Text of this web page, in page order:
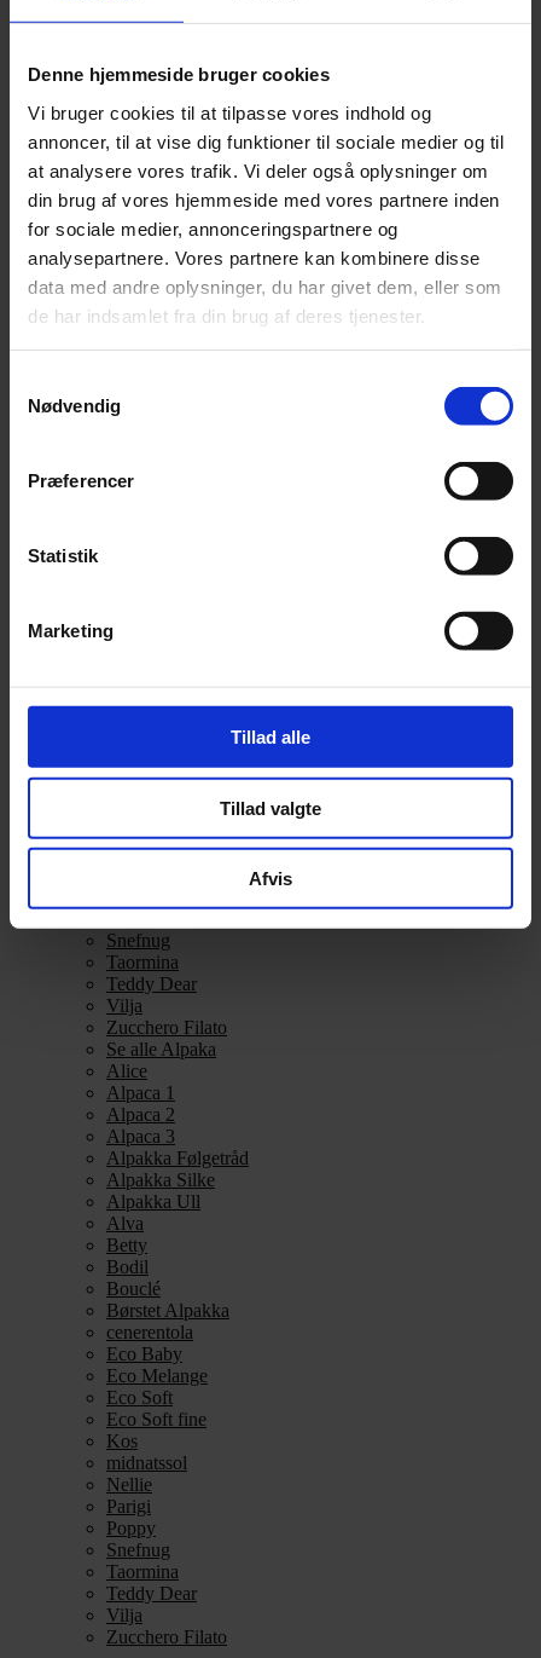
Denne hjemmeside bruger cookies
Vi bruger cookies til at tilpasse vores indhold og
annoncer, til at vise dig funktioner til sociale medier og til
at analysere vores trafik. Vi deler også oplysninger om
din brug af vores hjemmeside med vores partnere inden
for sociale medier, annonceringspartnere og
analysepartnere. Vores partnere kan kombinere disse
data med andre oplysninger, du har givet dem, eller som
de har indsamlet fra din brug af deres tjenester.
Nødvendig
Præferencer
Statistik
Marketing
Tillad alle
Tillad valgte
Afvis
Mulberry Silk
Silk Mohair
Tynn Silk Mohair
Se alle Mohair
Bella
Bella Color
Desiderio
Filnovo
Mulberry Silk
Leonora
Silk Mohair
Tynn Silk Mohair
Alpaka
Alpaca 1
Betty
Børstet Alpakka
Eco Melange
Kos
midnatssol
Snefnug
Taormina
Teddy Dear
Vilja
Zucchero Filato
Se alle Alpaka
Alice
Alpaca 1
Alpaca 2
Alpaca 3
Alpakka Følgetråd
Alpakka Silke
Alpakka Ull
Alva
Betty
Bodil
Bouclé
Børstet Alpakka
cenerentola
Eco Baby
Eco Melange
Eco Soft
Eco Soft fine
Kos
midnatssol
Nellie
Parigi
Poppy
Snefnug
Taormina
Teddy Dear
Vilja
Zucchero Filato